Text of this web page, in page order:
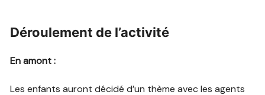
Déroulement de l’activité
En amont :
Les enfants auront décidé d’un thème avec les agents